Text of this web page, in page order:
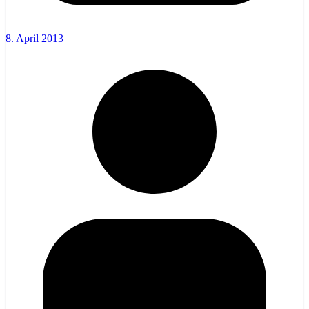
8. April 2013